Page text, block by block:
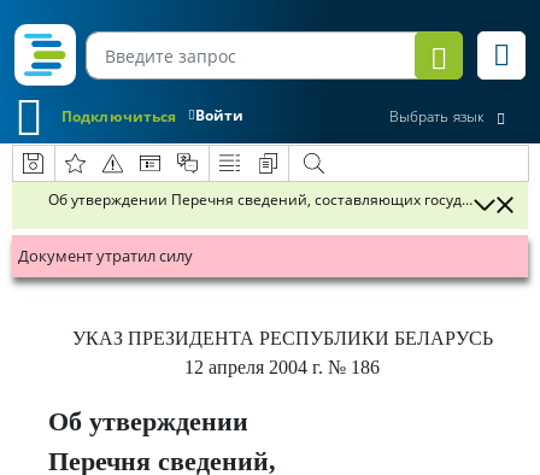
Войти
Подключиться Выбрать язык
Об утверждении Перечня сведений, составляющих
Документ утратил силу
УКАЗ ПРЕЗИДЕНТА РЕСПУБЛИКИ БЕЛАРУСЬ
12 апреля 2004 г. № 186
Об утверждении
Перечня сведений,